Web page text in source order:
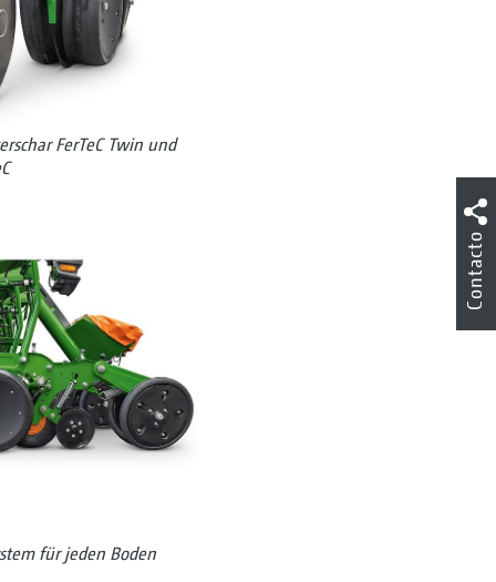
FerTeC Twin und
für jeden Boden
Contacto